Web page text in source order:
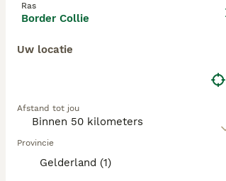
Ras
Border Collie
Uw locatie
Afstand tot jou
Provincie
Gelderland (1)